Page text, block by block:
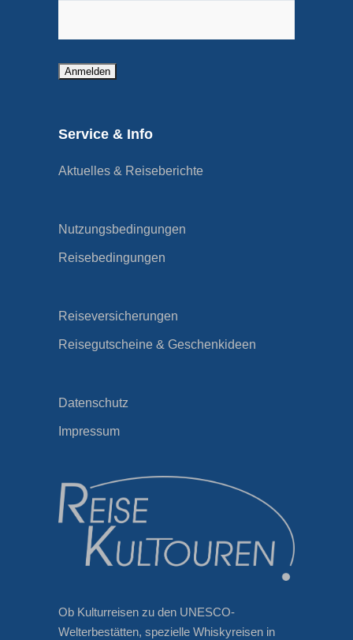
Service & Info
Aktuelles & Reiseberichte
Nutzungsbedingungen
Reisebedingungen
Reiseversicherungen
Reisegutscheine & Geschenkideen
Datenschutz
Impressum
Ob Kulturreisen zu den UNESCO-
Welterbestätten, spezielle Whiskyreisen in